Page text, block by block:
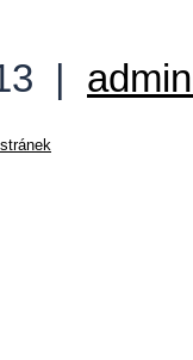
|